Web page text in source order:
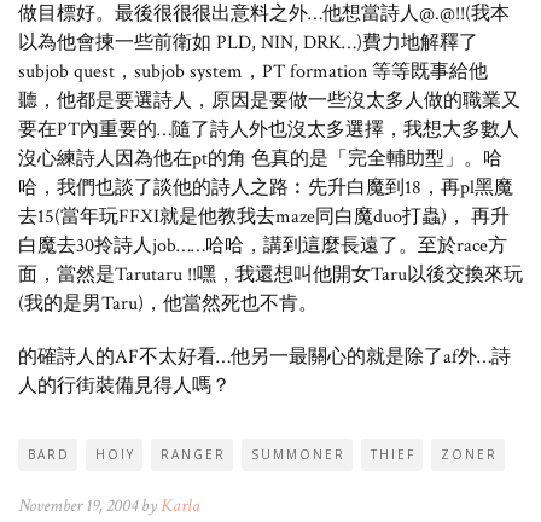
做目標好。最後很很很出意料之外…他想當詩人@.@!!(我本
以為他會揀一些前衛如 PLD, NIN, DRK…)費力地解釋了
subjob quest，subjob system，PT formation 等等既事給他
聽，他都是要選詩人，原因是要做一些沒太多人做的職業又
要在PT內重要的…隨了詩人外也沒太多選擇，我想大多數人
沒心練詩人因為他在pt的角 色真的是「完全輔助型」。哈
哈，我們也談了談他的詩人之路︰先升白魔到18，再pl黑魔
去15(當年玩FFXI就是他教我去maze同白魔duo打蟲)， 再升
白魔去30拎詩人job……哈哈，講到這麼長遠了。至於race方
面，當然是Tarutaru !!嘿，我還想叫他開女Taru以後交換來玩
(我的是男Taru)，他當然死也不肯。
的確詩人的AF不太好看…他另一最關心的就是除了af外…詩
人的行街裝備見得人嗎？
BARD HOIY RANGER SUMMONER THIEF ZONER
November 19, 2004 byKarla